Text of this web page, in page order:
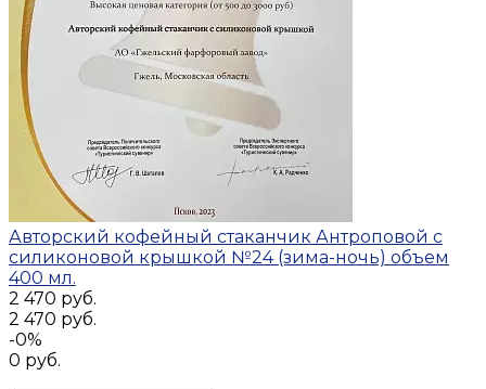
Авторский кофейный стаканчик Антроповой с
силиконовой крышкой №24 (зима-ночь) объем
400 мл.
2 470 руб.
2 470 руб.
-0%
0 руб.